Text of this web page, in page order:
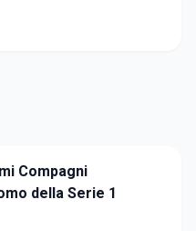
Compagni
della Serie 1